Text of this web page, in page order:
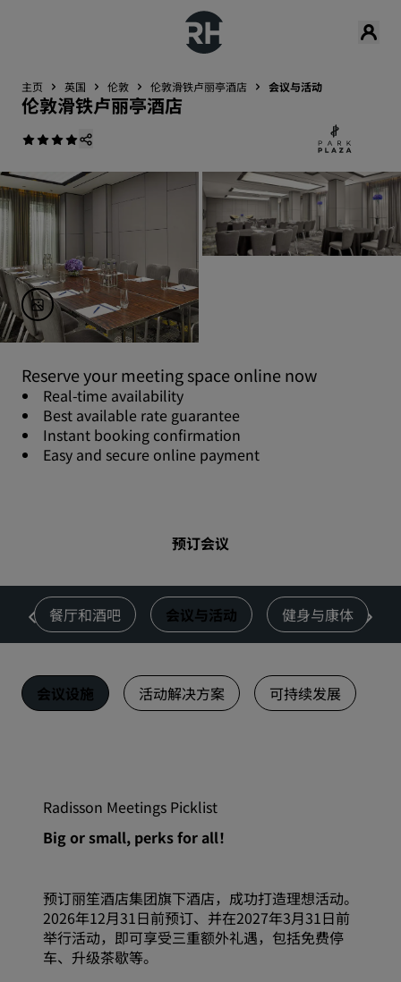
主页 英国 伦敦 伦敦滑铁卢丽亭酒店 会议与活动
伦敦滑铁卢丽亭酒店
Reserve your meeting space online now
Real-time availability
Best available rate guarantee
Instant booking confirmation
Easy and secure online payment
预订会议
餐厅和酒吧 会议与活动 健身与康体
会议设施 活动解决方案 可持续发展
Radisson Meetings Picklist
Big or small, perks for all！
预订丽笙酒店集团旗下酒店，成功打造理想活动。
2026年12月31日前预订、并在2027年3月31日前
举行活动，即可享受三重额外礼遇，包括免费停
车、升级茶歇等。